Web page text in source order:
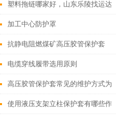
塑料拖链哪家好，山东乐陵找运达
加工中心防护罩
抗静电阻燃煤矿高压胶管保护套
电缆穿线履带选用原则
高压胶管保护套常见的维护方式为
你详细介绍
使用液压支架立柱保护套有哪些作